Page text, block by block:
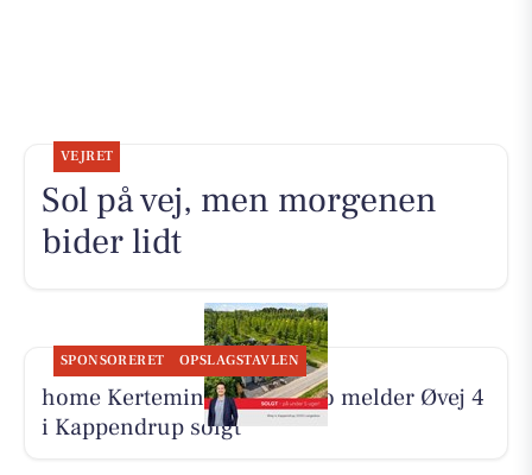
VEJRET
Sol på vej, men morgenen
bider lidt
SPONSORERET OPSLAGSTAVLEN
home Kerteminde-Munkebo melder Øvej 4
i Kappendrup solgt